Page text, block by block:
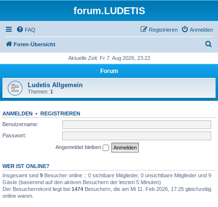
forum.LUDETIS
FAQ Anmelden
Registrieren
Foren-Übersicht
h
Aktuelle Zeit: Fr 7. Aug 2026, 23:22
Forum
Ludetis Allgemein
Themen: 1
ANMELDEN • REGISTRIEREN
Benutzername:
Passwort:
Angemeldet bleiben
WER IST ONLINE?
Insgesamt sind 9 Besucher online :: 0 sichtbare Mitglieder, 0 unsichtbare Mitglieder und 9
Gäste (basierend auf den aktiven Besuchern der letzten 5 Minuten)
Der Besucherrekord liegt bei 1474 Besuchern, die am Mi 11. Feb 2026, 17:25 gleichzeitig
online waren.